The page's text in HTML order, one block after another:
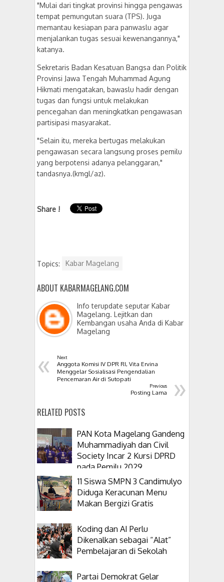
"Mulai dari tingkat provinsi hingga pengawas
tempat pemungutan suara (TPS). Juga
memantau kesiapan para panwaslu agar
menjalankan tugas sesuai kewenangannya,"
katanya.
Sekretaris Badan Kesatuan Bangsa dan Politik
Provinsi Jawa Tengah Muhammad Agung
Hikmati mengatakan, bawaslu hadir dengan
tugas dan fungsi untuk melakukan
pencegahan dan meningkatkan pengawasan
partisipasi masyarakat.
"Selain itu, mereka bertugas melakukan
pengawasan secara langsung proses pemilu
yang berpotensi adanya pelanggaran,"
tandasnya.(kmgl/az).
Share !
Topics: Kabar Magelang
ABOUT KABARMAGELANG.COM
Info terupdate seputar Kabar
Magelang. Lejitkan dan
Kembangan usaha Anda di Kabar
Magelang
« Next
Anggota Komisi IV DPR RI, Vita Ervina
Menggelar Sosialisasi Pengendalian
Pencemaran Air di Sutopati
»
Previous
Posting Lama
RELATED POSTS
PAN Kota Magelang Gandeng
Muhammadiyah dan Civil
Society Incar 2 Kursi DPRD
pada Pemilu 2029
11 Siswa SMPN 3 Candimulyo
Diduga Keracunan Menu
Makan Bergizi Gratis
Koding dan AI Perlu
Dikenalkan sebagai “Alat”
Pembelajaran di Sekolah
Partai Demokrat Gelar